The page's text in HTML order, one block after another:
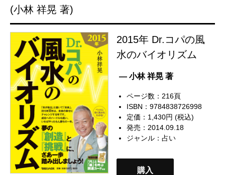
(小林 祥晃 著)
2015年 Dr.コパの風
水のバイオリズム
— 小林 祥晃 著
ページ数：216頁
ISBN：9784838726998
定価：1,430円 (税込)
発売：2014.09.18
ジャンル：占い
購入